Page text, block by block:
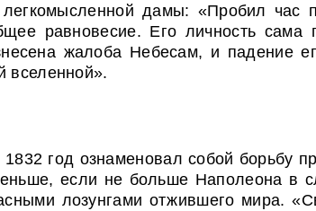
легкомысленной дамы: «Пробил час
равновесие. Его личность сама
жалоба Небесам, и падение
вселенной».
год ознаменовал собой борьбу
если не больше Наполеона в
лозунгами отжившего мира.